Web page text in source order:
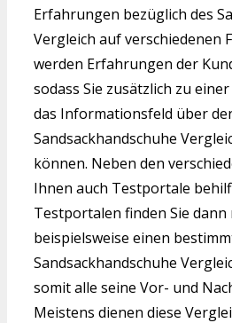
Erfahrungen bezüglich des
Vergleich auf verschiedenen
werden Erfahrungen der
sodass Sie zusätzlich zu
das Informationsfeld über
Sandsackhandschuhe
können. Neben den
Ihnen auch Testportale
Testportalen finden Sie
beispielsweise einen
Sandsackhandschuhe
somit alle seine Vor- und
Meistens dienen diese